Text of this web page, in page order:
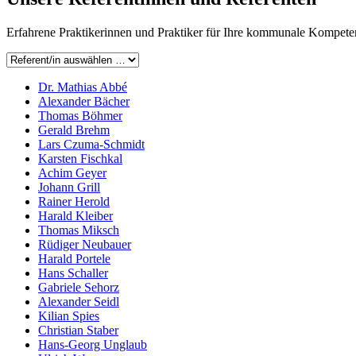
Erfahrene Praktikerinnen und Praktiker für Ihre kommunale
Dr. Mathias Abbé
Alexander Bächer
Thomas Böhmer
Gerald Brehm
Lars Czuma-Schmidt
Karsten Fischkal
Achim Geyer
Johann Grill
Rainer Herold
Harald Kleiber
Thomas Miksch
Rüdiger Neubauer
Harald Portele
Hans Schaller
Gabriele Sehorz
Alexander Seidl
Kilian Spies
Christian Staber
Hans-Georg Unglaub